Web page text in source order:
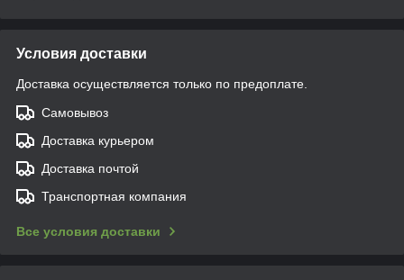
Условия доставки
Доставка осуществляется только по предоплате.
Самовывоз
Доставка курьером
Доставка почтой
Транспортная компания
Все условия доставки